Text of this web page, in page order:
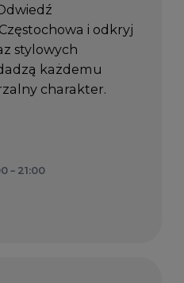
i odkryj
stylowych
każdemu
charakter.
– 21:00